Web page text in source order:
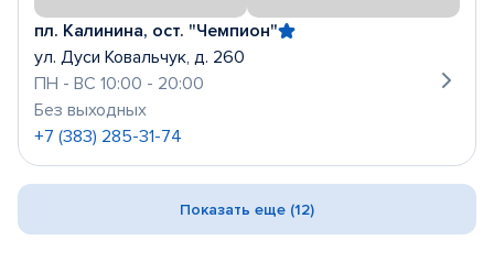
пл. Калинина, ост. "Чемпион"
ул. Дуси Ковальчук, д. 260
ПН - ВС 10:00 - 20:00
Без выходных
+7 (383) 285-31-74
Показать еще (12)